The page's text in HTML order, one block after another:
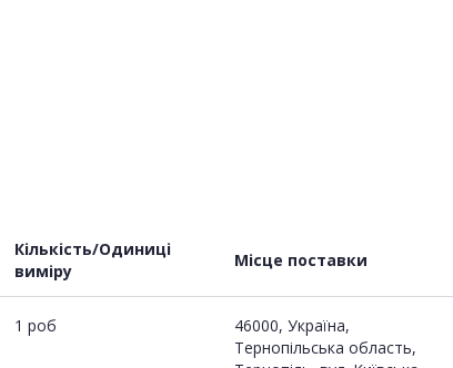
Кількість/Одиниці
виміру
Місце поставки
1 роб
46000, Україна,
Тернопільська область,